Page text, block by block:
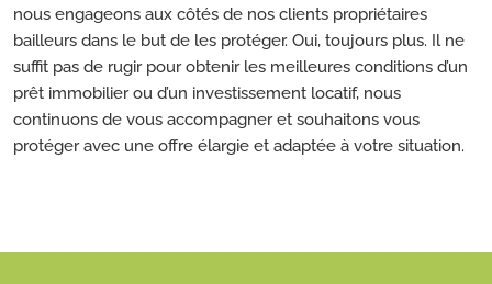
nous engageons aux côtés de nos clients propriétaires
bailleurs dans le but de les protéger. Oui, toujours plus. Il ne
suffit pas de rugir pour obtenir les meilleures conditions d’un
prêt immobilier ou d’un investissement locatif, nous
continuons de vous accompagner et souhaitons vous
protéger avec une offre élargie et adaptée à votre situation.